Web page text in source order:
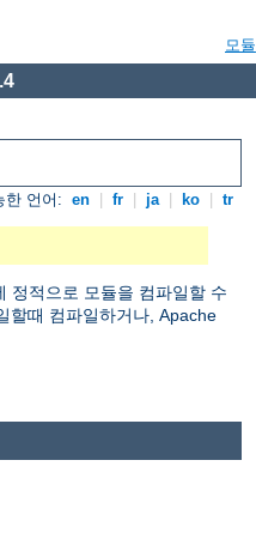
모듈
한 언어: en fr ja ko tr
정적으로 모듈을 컴파일할 수
할때 컴파일하거나, Apache